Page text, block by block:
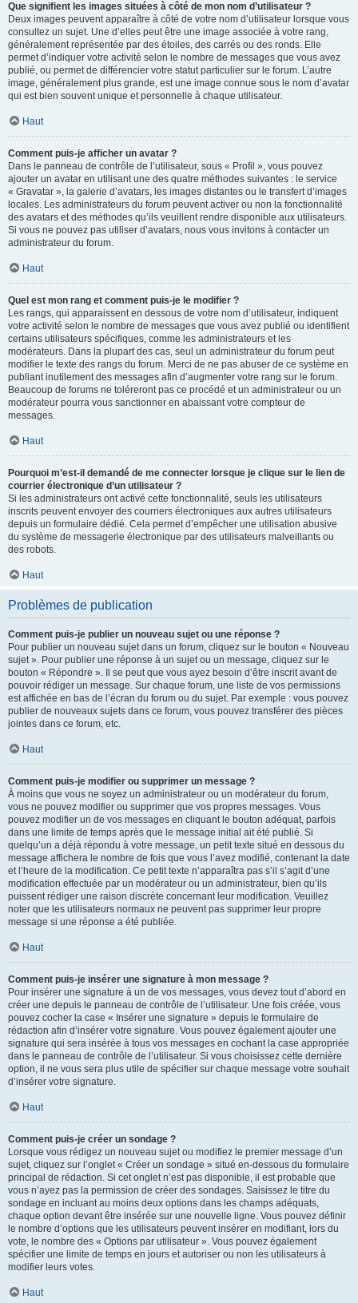
Que signifient les images situées à côté de mon nom d’utilisateur ?
Deux images peuvent apparaître à côté de votre nom d’utilisateur lorsque vous
consultez un sujet. Une d’elles peut être une image associée à votre rang,
généralement représentée par des étoiles, des carrés ou des ronds. Elle
permet d’indiquer votre activité selon le nombre de messages que vous avez
publié, ou permet de différencier votre statut particulier sur le forum. L’autre
image, généralement plus grande, est une image connue sous le nom d’avatar
qui est bien souvent unique et personnelle à chaque utilisateur.
Haut
Comment puis-je afficher un avatar ?
Dans le panneau de contrôle de l’utilisateur, sous « Profil », vous pouvez
ajouter un avatar en utilisant une des quatre méthodes suivantes : le service
« Gravatar », la galerie d’avatars, les images distantes ou le transfert d’images
locales. Les administrateurs du forum peuvent activer ou non la fonctionnalité
des avatars et des méthodes qu’ils veuillent rendre disponible aux utilisateurs.
Si vous ne pouvez pas utiliser d’avatars, nous vous invitons à contacter un
administrateur du forum.
Haut
Quel est mon rang et comment puis-je le modifier ?
Les rangs, qui apparaissent en dessous de votre nom d’utilisateur, indiquent
votre activité selon le nombre de messages que vous avez publié ou identifient
certains utilisateurs spécifiques, comme les administrateurs et les
modérateurs. Dans la plupart des cas, seul un administrateur du forum peut
modifier le texte des rangs du forum. Merci de ne pas abuser de ce système en
publiant inutilement des messages afin d’augmenter votre rang sur le forum.
Beaucoup de forums ne toléreront pas ce procédé et un administrateur ou un
modérateur pourra vous sanctionner en abaissant votre compteur de
messages.
Haut
Pourquoi m’est-il demandé de me connecter lorsque je clique sur le lien de
courrier électronique d’un utilisateur ?
Si les administrateurs ont activé cette fonctionnalité, seuls les utilisateurs
inscrits peuvent envoyer des courriers électroniques aux autres utilisateurs
depuis un formulaire dédié. Cela permet d’empêcher une utilisation abusive
du système de messagerie électronique par des utilisateurs malveillants ou
des robots.
Haut
Problèmes de publication
Comment puis-je publier un nouveau sujet ou une réponse ?
Pour publier un nouveau sujet dans un forum, cliquez sur le bouton « Nouveau
sujet ». Pour publier une réponse à un sujet ou un message, cliquez sur le
bouton « Répondre ». Il se peut que vous ayez besoin d’être inscrit avant de
pouvoir rédiger un message. Sur chaque forum, une liste de vos permissions
est affichée en bas de l’écran du forum ou du sujet. Par exemple : vous pouvez
publier de nouveaux sujets dans ce forum, vous pouvez transférer des pièces
jointes dans ce forum, etc.
Haut
Comment puis-je modifier ou supprimer un message ?
À moins que vous ne soyez un administrateur ou un modérateur du forum,
vous ne pouvez modifier ou supprimer que vos propres messages. Vous
pouvez modifier un de vos messages en cliquant le bouton adéquat, parfois
dans une limite de temps après que le message initial ait été publié. Si
quelqu’un a déjà répondu à votre message, un petit texte situé en dessous du
message affichera le nombre de fois que vous l’avez modifié, contenant la date
et l’heure de la modification. Ce petit texte n’apparaîtra pas s’il s’agit d’une
modification effectuée par un modérateur ou un administrateur, bien qu’ils
puissent rédiger une raison discrète concernant leur modification. Veuillez
noter que les utilisateurs normaux ne peuvent pas supprimer leur propre
message si une réponse a été publiée.
Haut
Comment puis-je insérer une signature à mon message ?
Pour insérer une signature à un de vos messages, vous devez tout d’abord en
créer une depuis le panneau de contrôle de l’utilisateur. Une fois créée, vous
pouvez cocher la case « Insérer une signature » depuis le formulaire de
rédaction afin d’insérer votre signature. Vous pouvez également ajouter une
signature qui sera insérée à tous vos messages en cochant la case appropriée
dans le panneau de contrôle de l’utilisateur. Si vous choisissez cette dernière
option, il ne vous sera plus utile de spécifier sur chaque message votre souhait
d’insérer votre signature.
Haut
Comment puis-je créer un sondage ?
Lorsque vous rédigez un nouveau sujet ou modifiez le premier message d’un
sujet, cliquez sur l’onglet « Créer un sondage » situé en-dessous du formulaire
principal de rédaction. Si cet onglet n’est pas disponible, il est probable que
vous n’ayez pas la permission de créer des sondages. Saisissez le titre du
sondage en incluant au moins deux options dans les champs adéquats,
chaque option devant être insérée sur une nouvelle ligne. Vous pouvez définir
le nombre d’options que les utilisateurs peuvent insérer en modifiant, lors du
vote, le nombre des « Options par utilisateur ». Vous pouvez également
spécifier une limite de temps en jours et autoriser ou non les utilisateurs à
modifier leurs votes.
Haut